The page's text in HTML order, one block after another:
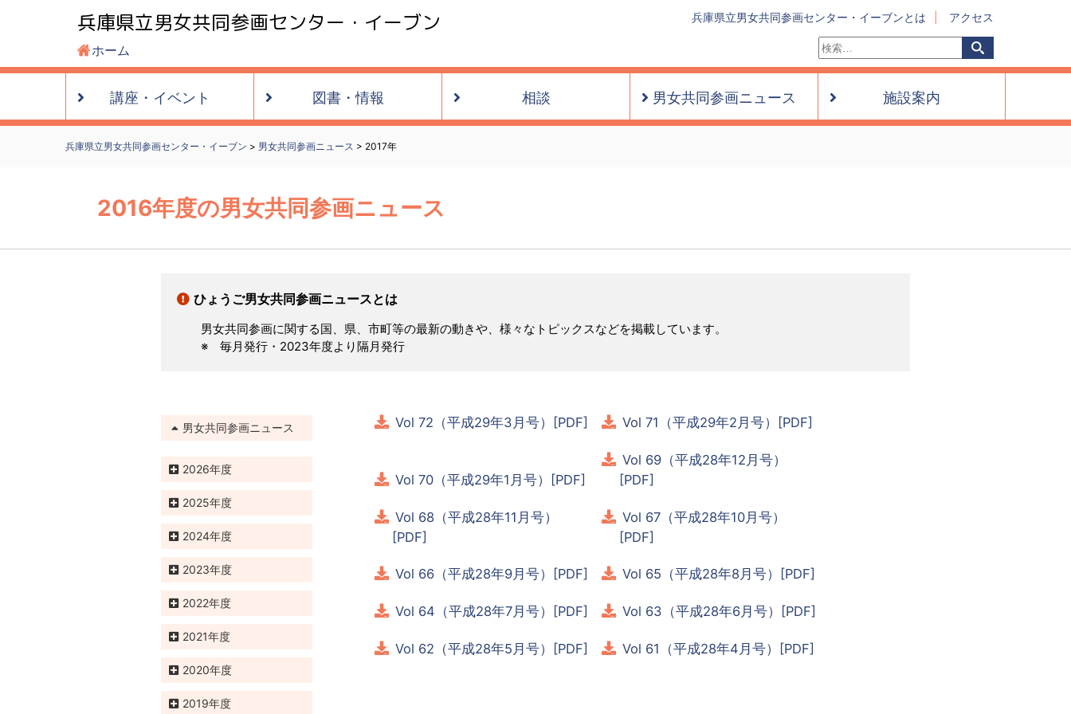
兵庫県立男女共同参画センター・イーブン 兵庫県立男女共同参画センター・イーブンとは アクセス
ホーム
索:
検
索
講座・ イベント 図書・情報 相談 男女共同参画ニュース 施設案内
兵庫県立男女共同参画センター・イーブン > 男女共同参画ニュース > 2017年
2016年度の男女共同参画ニュース
ひょうご男女共同参画ニュースとは
男女共同参画に関する国、県、市町等の最新の動きや、様々なトピックスなどを掲載しています。
※ 毎月発行・2023年度より隔月発行
Vol 72（平成29年3月号）[PDF] Vol 71（平成29年2月号）[PDF]
Vol 70（平成29年1月号）[PDF]
Vol 69（平成28年12月号）
[PDF]
Vol 68（平成28年11月号）
[PDF]
Vol 67（平成28年10月号）
[PDF]
Vol 66（平成28年9月号）[PDF] Vol 65（平成28年8月号）[PDF]
Vol 64（平成28年7月号）[PDF] Vol 63（平成28年6月号）[PDF]
Vol 62（平成28年5月号）[PDF] Vol 61（平成28年4月号）[PDF]
男女共同参画ニュース
2026
2025
2024
2023
2022
2021
2020
2019